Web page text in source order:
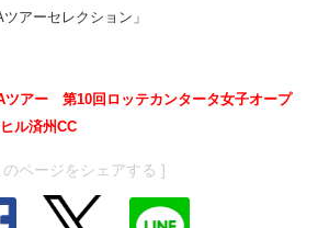
アーセレクション」
アー 第10回ロッテカンタータ女子オープ
ル済州CC
のページをシェアする ]